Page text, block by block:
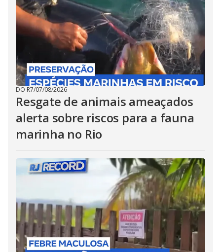
DO R7/07/08/2026
Resgate de animais ameaçados
alerta sobre riscos para a fauna
marinha no Rio